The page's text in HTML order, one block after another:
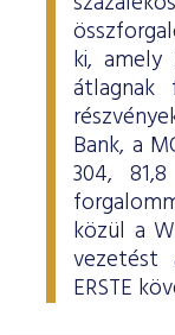
ki,
Bank, a
304,
közül a
ERSTE